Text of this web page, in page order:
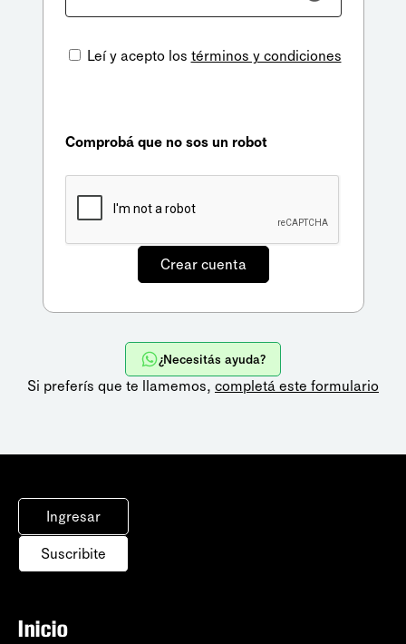
Leí y acepto los términos y condiciones
Comprobá que no sos un robot
¿Necesitás ayuda?
Si preferís que te llamemos, completá este formulario
Ingresar
Suscribite
Inicio